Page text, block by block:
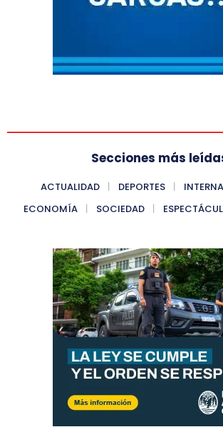
Secciones más
ACTUALIDAD DEPORTES
ECONOMÍA
SOCIEDAD